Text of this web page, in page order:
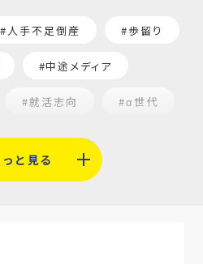
#人手不足倒産 #歩留り
#中途メディア
#就活志向 #α世代
採用単価
#AI面接
と見る